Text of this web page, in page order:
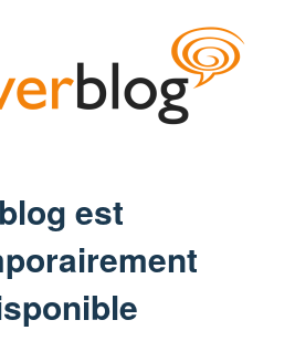
est